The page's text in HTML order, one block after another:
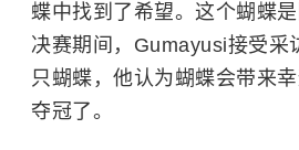
蝶中找到了希望。这个蝴蝶
决赛期间，Gumayusi接受采
只蝴蝶，他认为蝴蝶会带来
夺冠了。